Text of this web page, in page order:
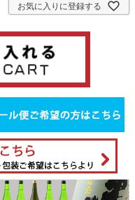
お気に入りに登録する